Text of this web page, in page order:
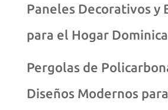
Paneles Decorativos y
para el Hogar
Pergolas de
Diseños Modernos